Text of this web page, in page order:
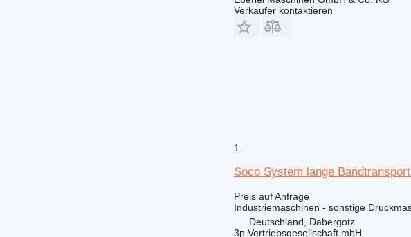
Verkäufer kontaktieren
1
Soco System lange
Preis auf Anfrage
Industriemaschinen - sonstige
Deutschland, Dabergotz
3p Vertriebsgesellschaft mbH